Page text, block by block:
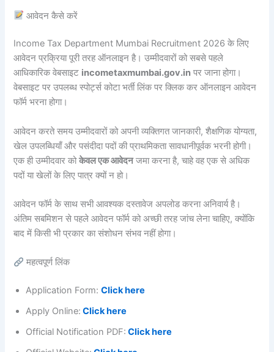
आवेदन कैसे करें
Income Tax Department Mumbai Recruitment 2026 के लिए
आवेदन प्रक्रिया पूरी तरह ऑनलाइन है। उम्मीदवारों को सबसे पहले
आधिकारिक वेबसाइट incometaxmumbai.gov.in पर जाना होगा।
वेबसाइट पर उपलब्ध स्पोर्ट्स कोटा भर्ती लिंक पर क्लिक कर ऑनलाइन आवेदन
फॉर्म भरना होगा।
आवेदन करते समय उम्मीदवारों को अपनी व्यक्तिगत जानकारी, शैक्षणिक योग्यता,
खेल उपलब्धियाँ और पसंदीदा पदों की प्राथमिकता सावधानीपूर्वक भरनी होगी।
एक ही उम्मीदवार कोकेवल एक आवेदनजमा करना है, चाहे वह एक से अधिक
पदों या खेलों के लिए पात्र क्यों न हो।
आवेदन फॉर्म के साथ सभी आवश्यक दस्तावेज अपलोड करना अनिवार्य है।
अंतिम सबमिशन से पहले आवेदन फॉर्म को अच्छी तरह जांच लेना चाहिए, क्योंकि
बाद में किसी भी प्रकार का संशोधन संभव नहीं होगा।
महत्वपूर्ण लिंक
Application Form:Click here
Apply Online: Click here
Official Notification PDF: Click here